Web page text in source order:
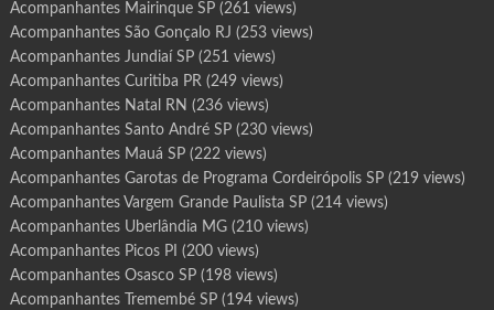
n
a
é
m
S
P
Acompanhantes Mairinque SP(261 views)
Acompanhantes São Gonçalo RJ (253 views)
Acompanhantes Jundiaí SP(251 views)
Acompanhantes Curitiba PR(249 views)
Acompanhantes Natal RN (236 views)
Acompanhantes Santo André SP(230 views)
Acompanhantes Mauá SP(222 views)
Acompanhantes Garotas de Programa Cordeirópolis SP(219 views)
Acompanhantes Vargem Grande Paulista SP(214 views)
Acompanhantes Uberlândia MG(210 views)
Acompanhantes Picos PI (200 views)
Acompanhantes Osasco SP(198 views)
Acompanhantes Tremembé SP(194 views)